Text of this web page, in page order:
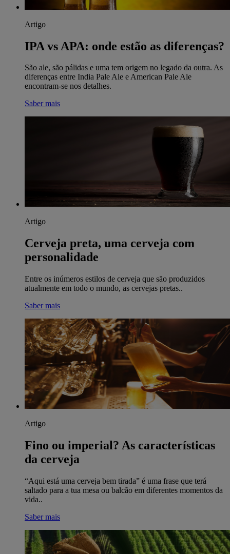
Artigo
IPA vs APA: onde estão as diferenças?
São ale, são pálidas e uma tem origem no legado da outra. As
diferenças entre India Pale Ale e American Pale Ale
encontram-se nos detalhes.
Saber mais
Artigo
Cerveja preta, uma cerveja com
personalidade
Entre os inúmeros estilos de cerveja que são produzidos
atualmente em todo o mundo, as cervejas pretas..
Saber mais
Artigo
Fino ou imperial? As características
da cerveja
“Aqui está uma cerveja bem tirada” é uma frase que terá
saltado para a tua mesa ou balcão em diferentes momentos da
vida..
Saber mais